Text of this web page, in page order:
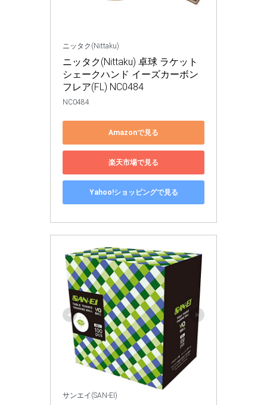
ニッタク(Nittaku)
ニッタク(Nittaku) 卓球 ラケット
シェークハンド イーズカーボン
フレア(FL) NC0484
NC0484
Amazonで見る
楽天市場で見る
Yahoo!ショッピングで見る
サンエイ(SAN-EI)